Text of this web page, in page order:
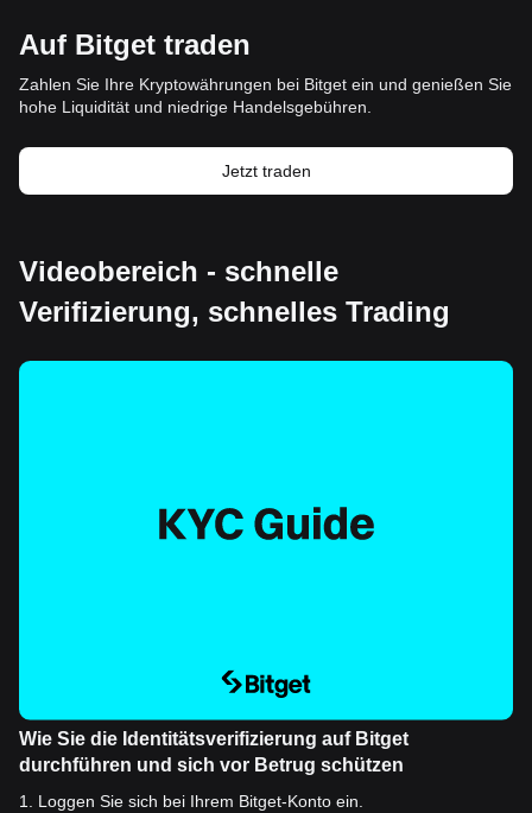
Auf Bitget traden
Zahlen Sie Ihre Kryptowährungen bei Bitget ein und genießen Sie
hohe Liquidität und niedrige Handelsgebühren.
Jetzt traden
Videobereich - schnelle
Verifizierung, schnelles Trading
Wie Sie die Identitätsverifizierung auf Bitget
durchführen und sich vor Betrug schützen
1
Loggen Sie sich bei Ihrem Bitget-Konto ein.